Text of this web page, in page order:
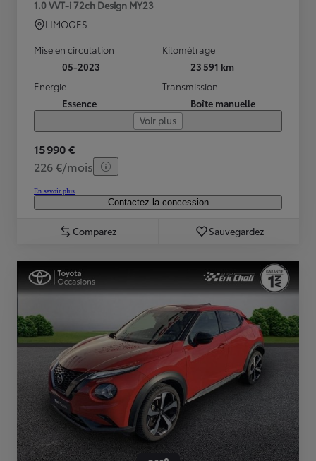
1.0 VVT-i 72ch Design MY23
LIMOGES
Mise en circulation
05-2023
Kilométrage
23 591 km
Energie
Essence
Transmission
Boîte manuelle
Voir plus
15 990 €
226 €/mois
En savoir plus
Contactez la concession
Comparez Sauvegardez